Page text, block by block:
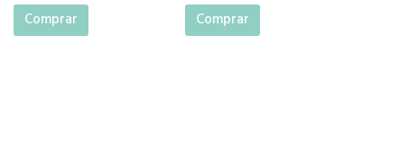
Comprar Comprar